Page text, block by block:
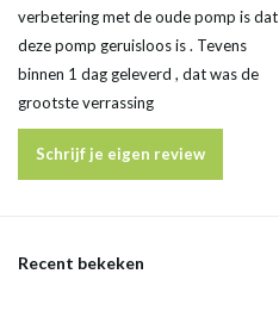
verbetering met de oude pomp is dat
deze pomp geruisloos is . Tevens
binnen 1 dag geleverd , dat was de
grootste verrassing
Schrijf je eigen review
Recent bekeken